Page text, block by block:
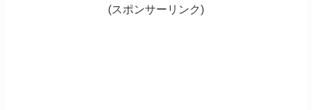
(スポンサーリンク)